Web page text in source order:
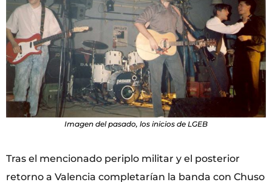
Imagen del pasado, los inicios de LGEB
Tras el mencionado periplo militar y el posterior
retorno a Valencia completarían la banda con Chuso